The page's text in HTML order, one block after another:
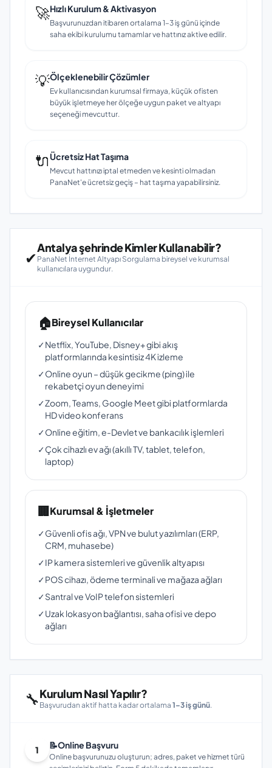
🚀Hızlı Kurulum & Aktivasyon
Başvurunuzdan itibaren ortalama 1–3 iş günü içinde
saha ekibi kurulumu tamamlar ve hattınız aktive edilir.
💡Ölçeklenebilir Çözümler
Ev kullanıcısından kurumsal firmaya, küçük ofisten
büyük işletmeye her ölçeğe uygun paket ve altyapı
seçeneği mevcuttur.
🔌Ücretsiz Hat Taşıma
Mevcut hattınızı iptal etmeden ve kesinti olmadan
PanaNet'e ücretsiz geçiş – hat taşıma yapabilirsiniz.
✔
Antalya şehrinde Kimler Kullanabilir?
PanaNet İnternet Altyapı Sorgulama bireysel ve kurumsal
kullanıcılara uygundur.
🏠Bireysel Kullanıcılar
✓Netflix, YouTube, Disney+ gibi akış
platformlarında kesintisiz 4K izleme
✓Online oyun – düşük gecikme (ping) ile
rekabetçi oyun deneyimi
✓Zoom, Teams, Google Meet gibi platformlarda
HD video konferans
✓Online eğitim, e-Devlet ve bankacılık işlemleri
✓Çok cihazlı ev ağı (akıllı TV, tablet, telefon,
laptop)
🏢Kurumsal & İşletmeler
✓Güvenli ofis ağı, VPN ve bulut yazılımları (ERP,
CRM, muhasebe)
✓IP kamera sistemleri ve güvenlik altyapısı
✓POS cihazı, ödeme terminali ve mağaza ağları
✓Santral ve VoIP telefon sistemleri
✓Uzak lokasyon bağlantısı, saha ofisi ve depo
ağları
🔧Kurulum Nasıl Yapılır?
Başvurudan aktif hatta kadar ortalama 1–3 iş günü.
1 📝Online Başvuru
Online başvurunuzu oluşturun; adres, paket ve hizmet türü